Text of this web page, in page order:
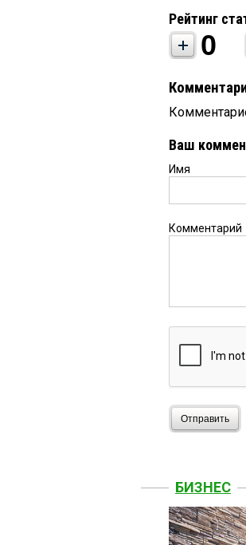
Рейтинг
0
Ваш
Имя
Комментарий
Отправить
БИЗНЕС